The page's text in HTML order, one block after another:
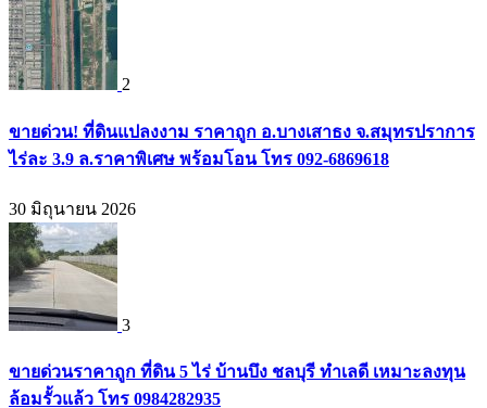
2
ขายด่วน! ที่ดินแปลงงาม ราคาถูก อ.บางเสาธง จ.สมุทรปราการ
ไร่ละ 3.9 ล.ราคาพิเศษ พร้อมโอน โทร 092-6869618
30 มิถุนายน 2026
3
ขายด่วนราคาถูก ที่ดิน 5 ไร่ บ้านบึง ชลบุรี ทำเลดี เหมาะลงทุน
ล้อมรั้วแล้ว โทร 0984282935